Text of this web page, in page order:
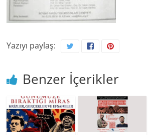
Yazıyı paylaş:
Benzer İçerikler